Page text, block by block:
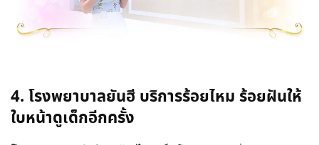
4. โรงพยาบาลยันฮี บริการร้อยไหม ร้อยฝันให้
ใบหน้าดูเด็กอีกครั้ง